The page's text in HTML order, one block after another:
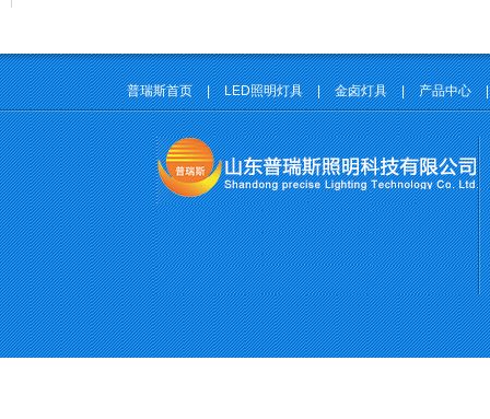
普瑞斯首页 | LED照明灯具 | 金卤灯具 | 产品中心 |